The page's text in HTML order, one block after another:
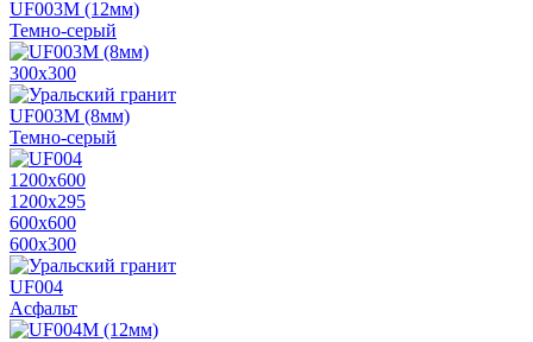
UF003M (12мм)
Темно-серый
300х300
UF003M (8мм)
Темно-серый
1200х600
1200х295
600х600
600х300
UF004
Асфальт